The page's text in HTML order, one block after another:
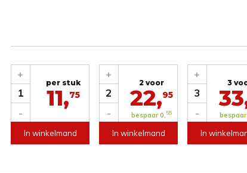
1
-
+
per stuk
11,75
In winkelmand
2
-
+
2 voor
22,95
bespaar 0, 55
In winkelmand
3
-
+
3
In